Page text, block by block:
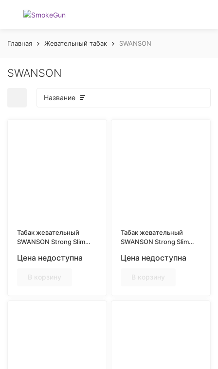
Главная Жевательный табак SWANSON
SWANSON
Название
Табак жевательный
SWANSON Strong Slim
Цена недоступна
В корзину
Табак жевательный
SWANSON Strong Slim
Цена недоступна
В корзину